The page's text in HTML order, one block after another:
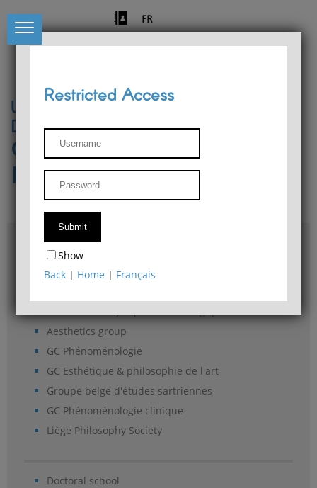
FR
University of Liège
Départment of Philosophy
Center for Phenomenological
Research
Access & maps
Philosophy Department Library
Aesthetics group
GC Phénoménologie
GC Esthétique & philosophie de l'art
Groupe belge d'études sartriennes
GC Phénoménologie clinique
Liège Philosophy Society
Doctoral school
Restricted Access
Show
Back | Home | Français